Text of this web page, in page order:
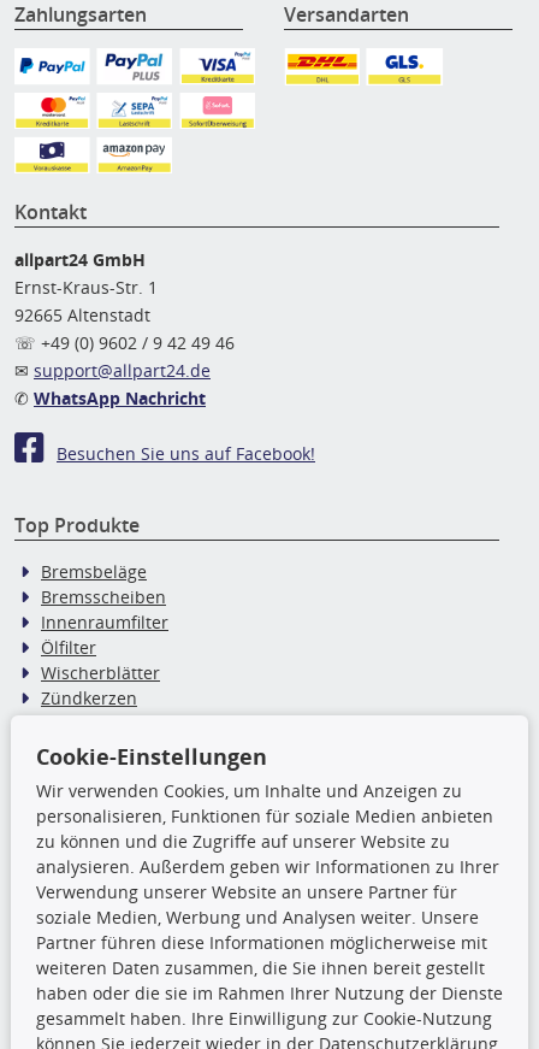
Zahlungsarten Versandarten
Kontakt
allpart24 GmbH
Ernst-Kraus-Str. 1
92665 Altenstadt
☏ +49 (0) 9602 / 9 42 49 46
✉ support@allpart24.de
✆ WhatsApp Nachricht
Besuchen Sie uns auf Facebook!
Top Produkte
Bremsbeläge
Bremsscheiben
Innenraumfilter
Ölfilter
Wischerblätter
Zündkerzen
TecDoc Inside
Die hier angezeigten Daten,
insbesondere die gesamte Datenbank,
dürfen nicht kopiert werden. Es ist zu
unterlassen, die Daten oder die gesamte Datenbank ohne
vorherige Zustimmung TecDocs zu vervielfältigen, zu
verbreiten und/oder diese Handlungen durch Dritte ausführen
zu lassen. Ein Zuwiderhandeln stellt eine
Urheberrechtsverletzung dar und wird verfolgt.
Cookie-Einstellungen
Wir verwenden Cookies, um Inhalte und Anzeigen zu
personalisieren, Funktionen für soziale Medien anbieten
zu können und die Zugriffe auf unserer Website zu
analysieren. Außerdem geben wir Informationen zu Ihrer
Verwendung unserer Website an unsere Partner für
soziale Medien, Werbung und Analysen weiter. Unsere
Partner führen diese Informationen möglicherweise mit
weiteren Daten zusammen, die Sie ihnen bereit gestellt
haben oder die sie im Rahmen Ihrer Nutzung der Dienste
gesammelt haben. Ihre Einwilligung zur Cookie-Nutzung
können Sie jederzeit wieder in der Datenschutzerklärung